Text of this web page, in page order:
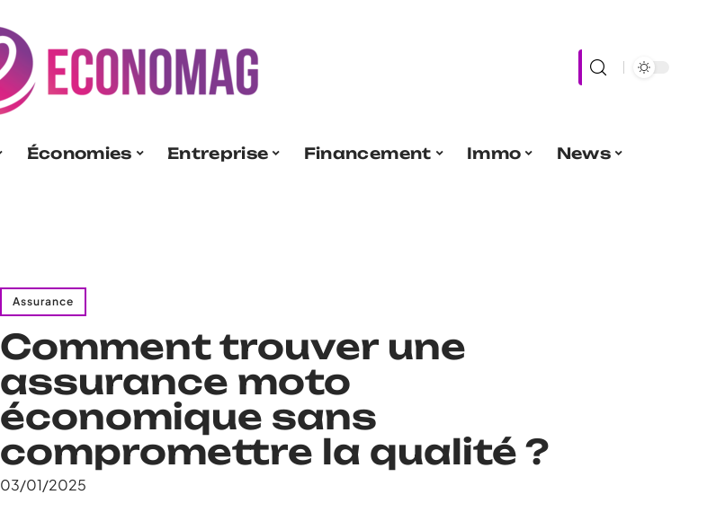
Économies Entreprise Financement Immo
News
Assurance
Comment trouver une
assurance moto
économique sans
compromettre la qualité ?
03/01/2025